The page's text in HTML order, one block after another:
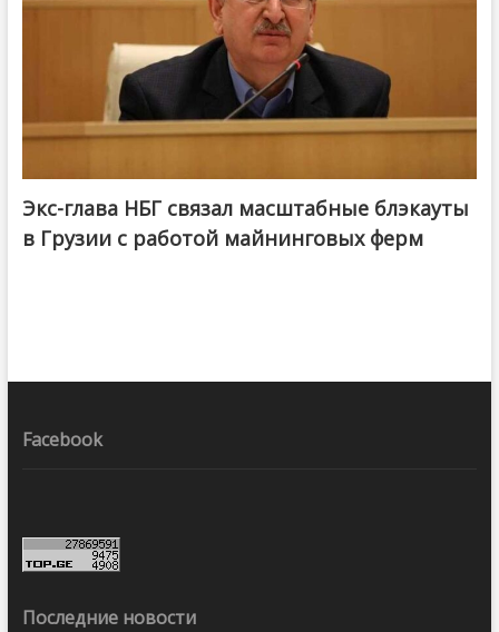
Экс-глава НБГ связал масштабные блэкауты
в Грузии с работой майнинговых ферм
Facebook
Последние новости